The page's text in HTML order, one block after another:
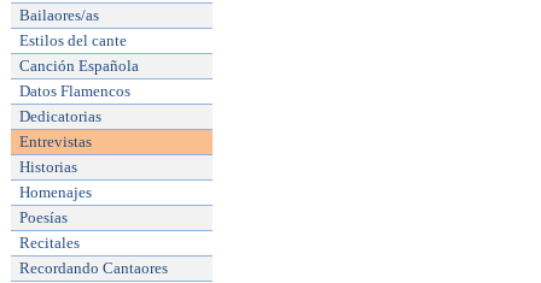
Bailaores/as
Estilos del cante
Canción Española
Datos Flamencos
Dedicatorias
Entrevistas
Historias
Homenajes
Poesías
Recitales
Recordando Cantaores